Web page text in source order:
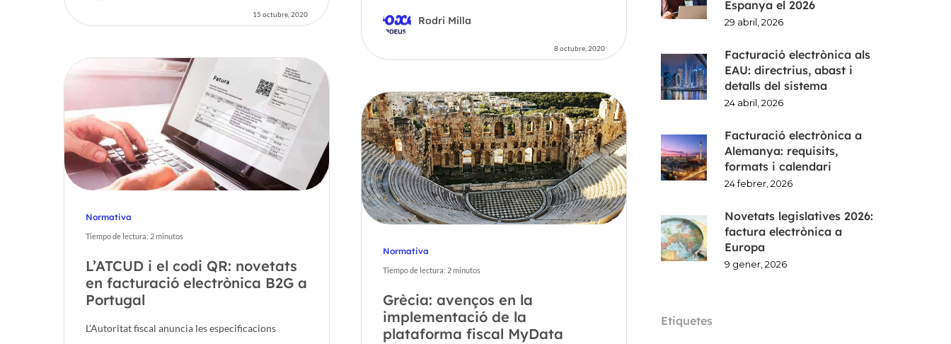
15 octubre, 2020
Rodri Milla
8 octubre, 2020
Normativa
Tiempo de lectura: 2minutos
L’ATCUD i el codi QR: novetats
en facturació electrònica B2G a
Portugal
L'Autoritat fiscal anuncia les especificacions
Normativa
Tiempo de lectura: 2minutos
Grècia: avenços en la
implementació de la
plataforma fiscal MyData
Espanya el 2026
29 abril, 2026
Facturació electrònica als
EAU: directrius, abast i
detalls del sistema
24 abril, 2026
Facturació electrònica a
Alemanya: requisits,
formats i calendari
24 febrer, 2026
Novetats legislatives 2026:
factura electrònica a
Europa
9 gener, 2026
Etiquetes